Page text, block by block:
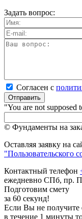
Задать вопрос:
Согласен с
Отправить
"You are not supposed
© Фундаменты на
Оставляя заявку на
"Пользовательского
Контактный телефон
ежедневно СПб, пр.
Подготовим смету
за 60 секунд!
Если Вы не получите
в течение 1 минуты